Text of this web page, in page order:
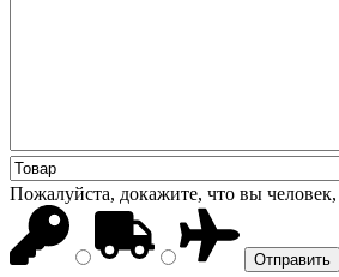
Пожалуйста, докажите, что вы